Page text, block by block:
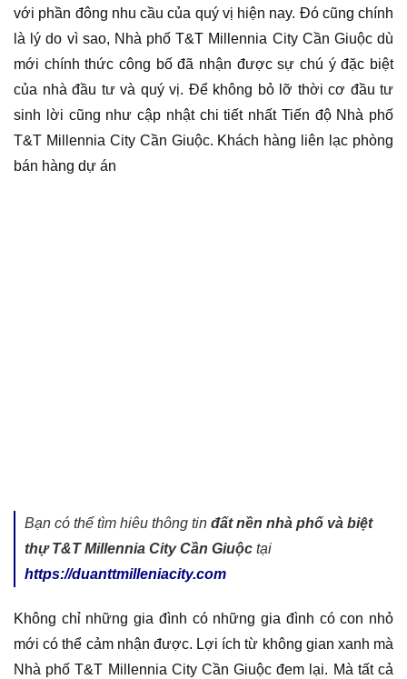
với phần đông nhu cầu của quý vị hiện nay. Đó cũng chính
là lý do vì sao, Nhà phố T&T Millennia City Cần Giuộc dù
mới chính thức công bố đã nhận được sự chú ý đặc biệt
của nhà đầu tư và quý vị. Để không bỏ lỡ thời cơ đầu tư
sinh lời cũng như cập nhật chi tiết nhất Tiến độ Nhà phố
T&T Millennia City Cần Giuộc. Khách hàng liên lạc phòng
bán hàng dự án
Bạn có thể tìm hiêu thông tin đất nền nhà phố và biệt
thự T&T Millennia City Cần Giuộc tại
https://duanttmilleniacity.com
Không chỉ những gia đình có những gia đình có con nhỏ
mới có thể cảm nhận được. Lợi ích từ không gian xanh mà
Nhà phố T&T Millennia City Cần Giuộc đem lại. Mà tất cả